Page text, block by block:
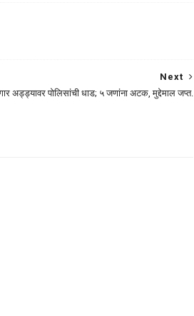
Next
अड्ड्यावर पोलिसांची धाड; ५ जणांना अटक, मुद्देमाल जप्त.